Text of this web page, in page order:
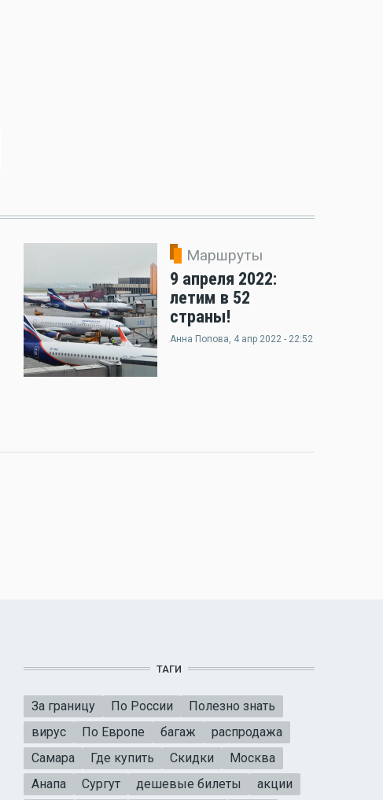
Маршруты
9 апреля 2022:
летим в 52
страны!
Анна Попова, 4 апр 2022 - 22:52
ТАГИ
За границу По России
Полезно знать
вирус
По Европе багаж
распродажа
Самара
Где купить Скидки
Москва
Анапа
Сургут дешевые билеты акции